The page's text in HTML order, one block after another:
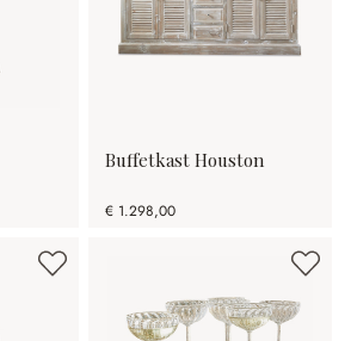
Buffetkast Houston
€ 1.298,00